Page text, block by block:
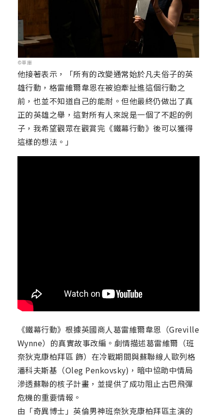
©車庫
他接著表示，「所有的改變通常始於凡夫俗子的英
雄行動，格雷維爾韋恩在被迫牽扯進這個行動之
前，也並不知道自己的能耐。但他最終仍做出了真
正的英雄之舉，這對所有人來說是一個了不起的例
子，我希望觀眾在觀賞完《鐵幕行動》後可以獲得
這樣的想法。」
《鐵幕行動》根據英國商人葛雷維爾韋恩（Greville
Wynne）的真實故事改編。劇情描述葛雷維爾（班
奈狄克康柏拜區 飾）在冷戰期間與蘇聯線人歐列格
潘科夫斯基（Oleg Penkovsky)，暗中協助中情局
滲透蘇聯的核子計畫，並提供了成功阻止古巴飛彈
危機的重要情報。
由「奇異博士」英倫男神班奈狄克康柏拜區主演的